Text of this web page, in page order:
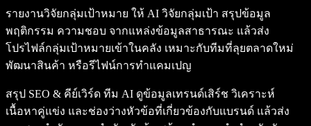
รายงานวิจัยกลุ่มเป้าหมาย ให้ AI วิจัยกลุ่มเป้า สรุปข้อมูล
พฤติกรรม ความชอบ จากแหล่งข้อมูลสาธารณะ แล้วส่ง
โปรไฟล์กลุ่มเป้าหมายเข้าในคลัง เหมาะกับทีมที่ลุยตลาดใหม่
พัฒนาสินค้า หรือรีไฟน์การทำแคมเปญ
สรุป SEO & คีย์เวิร์ด ทีม AI ดูข้อมูลเทรนด์เสิร์ช วิเคราะห์
เนื้อหาคู่แข่ง และช่องว่างหัวข้อที่เกี่ยวข้องกับแบรนด์ แล้วส่ง